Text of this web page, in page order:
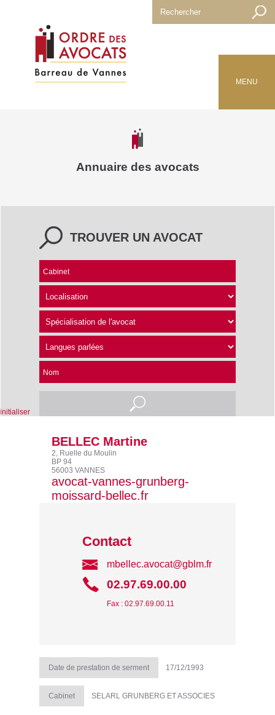
MENU
TROUVER UN AVOCAT
Cabinet
Nom
Annuaire des avocats
BELLEC Martine
2, Ruelle du Moulin
BP 94
56003 VANNES
avocat-vannes-grunberg-
moissard-bellec.fr
Contact
mbellec.avocat@gblm.fr
02.97.69.00.00
Fax : 02.97.69.00.11
Date de prestation de serment 17/12/1993
Cabinet SELARL GRUNBERG ET ASSOCIES